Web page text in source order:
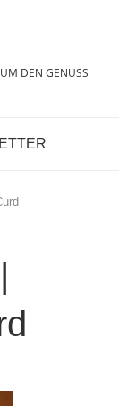
DEN GENUSS